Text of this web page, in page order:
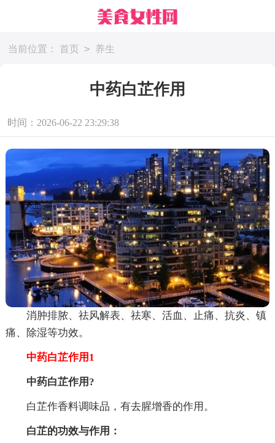
当前位置： 首页 > 养生
中药白芷作用
时间：2026-06-22 23:29:38
消肿排脓、祛风解表、祛寒、活血、止痛、抗炎、镇
痛、除湿等功效。
中药白芷作用1
中药白芷作用?
白芷作香料调味品，有去腥增香的作用。
白芷的功效与作用：